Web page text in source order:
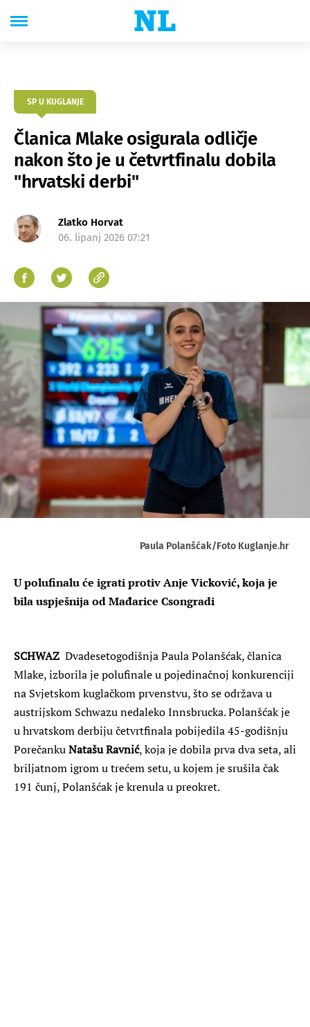
SP U KUGLANJE
Članica Mlake osigurala odličje
nakon što je u četvrtfinalu dobila
"hrvatski derbi"
Zlatko Horvat
06. lipanj 2026 07:21
Paula Polanšćak/Foto Kuglanje.hr
U polufinalu će igrati protiv Anje Vicković, koja je
bila uspješnija od Mađarice Csongradi
SCHWAZ Dvadesetogodišnja Paula Polanšćak, članica
Mlake, izborila je polufinale u pojedinačnoj konkurenciji
na Svjetskom kuglačkom prvenstvu, što se održava u
austrijskom Schwazu nedaleko Innsbrucka. Polanšćak je
u hrvatskom derbiju četvrtfinala pobijedila 45-godišnju
PorečankuNatašu Ravnić, koja je dobila prva dva seta, ali
briljatnom igrom u trećem setu, u kojem je srušila čak
191 čunj, Polanšćak je krenula u preokret.